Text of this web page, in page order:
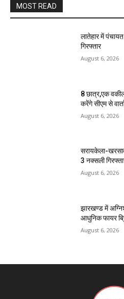
MOST READ
लातेहार में
गिरफ्तार
August 6, 2026
8 छात्र,एक
करेंगे सीएम से
August 6, 2026
सरायकेला-
3 नक्सली
August 6, 2026
झारखण्ड में
आधुनिक फायर
August 6, 2026